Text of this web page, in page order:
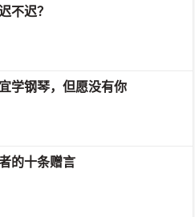
不迟？
学钢琴，但愿没有你
的十条赠言